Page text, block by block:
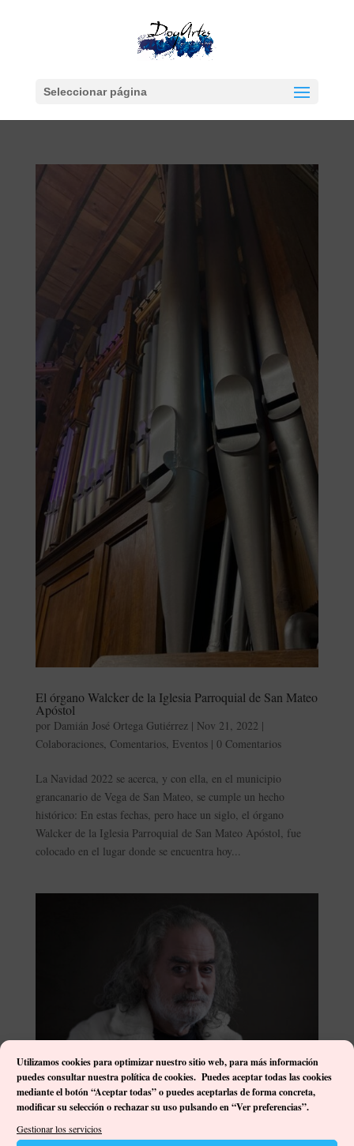
Utilizamos cookies para optimizar nuestro sitio web, para más información
puedes consultar nuestra política de cookies. Puedes aceptar todas las cookies
mediante el botón “Aceptar todas” o puedes aceptarlas de forma concreta,
modificar su selección o rechazar su uso pulsando en “Ver preferencias”.
Gestionar los servicios
Seleccionar página
El órgano Walcker de la Iglesia Parroquial de San Mateo
Apóstol
por Damián José Ortega Gutiérrez| Nov 21, 2022 |
Colaboraciones, Comentarios, Eventos| 0 Comentarios
La Navidad 2022 se acerca, y con ella, en el municipio
grancanario de Vega de San Mateo, se cumple un hecho
histórico: En estas fechas, pero hace un siglo, el órgano
Walcker de la Iglesia Parroquial de San Mateo Apóstol, fue
colocado en el lugar donde se encuentra hoy...